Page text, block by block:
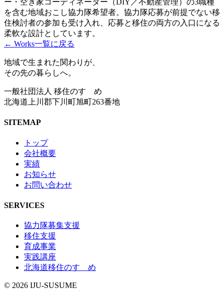
ー・空き家コーディネーター（DIY／不動産管理）の3職種
を含む地域おこし協力隊希望者。協力隊応募が前提でない移
住検討者の参加も受け入れ、応募と移住の両方の入口になる
柔軟な設計としています。
← Works一覧に戻る
地域で生まれた関わりが、
その先の暮らしへ。
一般社団法人 移住のすゝめ
北海道上川郡下川町旭町263番地
SITEMAP
トップ
会社概要
実績
お知らせ
お問い合わせ
SERVICES
協力隊募集支援
移住支援
育成事業
実践講座
北海道移住のすゝめ
© 2026 IJU-SUSUME